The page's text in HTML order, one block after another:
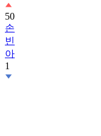
50
손
빈
아
1